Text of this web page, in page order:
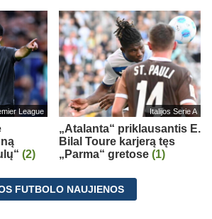
League
(2)
Italijos Serie A
„Atalanta“ priklausantis E.
Bilal Toure karjerą tęs
„Parma“ gretose (1)
FUTBOLO NAUJIENOS